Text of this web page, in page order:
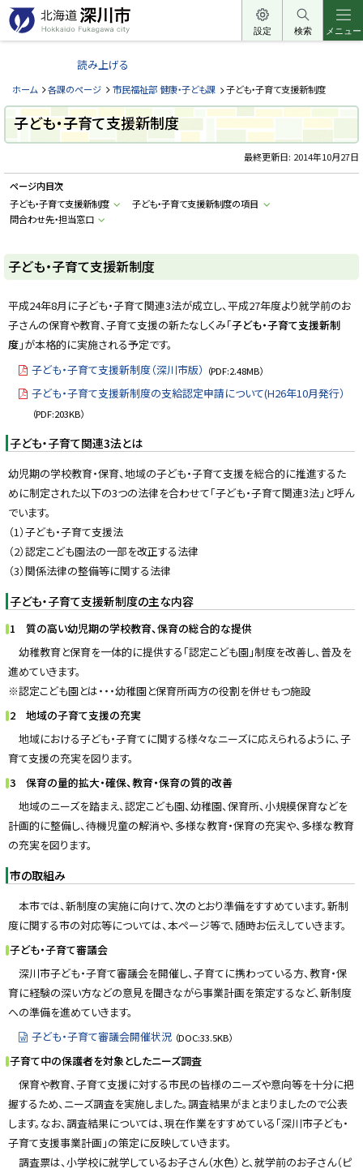
本
文
へ
ュ
へ
北
道
深
川
市
k
a
d
u
k
a
a
a
c
i
設定 検索 メニュー
読み上げる
ホーム 各課のページ 市民福祉部 健康・子ども課 子ども・子育て支援新制度
子ども・子育て支援新制度
最終更新日: 2014年10月27日
ページ内目次
子ども・子育て支援新制度
子ども・子育て支援新制度の項目
問合わせ先・担当窓口
子ども・子育て支援新制度
平成24年8月に子ども・子育て関連3法が成立し、平成27年度より就学前のお
子さんの保育や教育、子育て支援の新たなしくみ「子ども・子育て支援新制
度 」が本格的に実施される予定です。
子ども・子育て支援新制度（深川市版） （PDF:2.48MB）
子ども・子育て支援新制度の支給認定申請について(H26年10月発行）
（PDF:203KB）
子ども・子育て関連3法とは
幼児期の学校教育・保育、地域の子ども・子育て支援を総合的に推進するた
めに制定された以下の3つの法律を合わせて「子ども・子育て関連3法」と呼ん
でいます。
（1）子ども・子育て支援法
（2）認定こども園法の一部を改正する法律
（3）関係法律の整備等に関する法律
子ども・子育て支援新制度の主な内容
1 質の高い幼児期の学校教育、保育の総合的な提供
幼稚教育と保育を一体的に提供する「認定こども園」制度を改善し、普及を
進めていきます。
※認定こども園とは・・・幼稚園と保育所両方の役割を併せもつ施設
2 地域の子育て支援の充実
地域における子ども・子育てに関する様々なニーズに応えられるように、子
育て支援の充実を図ります。
3 保育の量的拡大・確保、教育・保育の質的改善
地域のニーズを踏まえ、認定こども園、幼稚園、保育所、小規模保育などを
計画的に整備し、待機児童の解消や、多様な教育・保育の充実や、多様な教育
の充実を図ります。
市の取組み
本市では、新制度の実施に向けて、次のとおり準備をすすめています。新制
度に関する市の対応等については、本ページ等で、随時お伝えしていきます。
子ども・子育て審議会
深川市子ども・子育て審議会を開催し、子育てに携わっている方、教育・保
育に経験の深い方などの意見を聞きながら事業計画を策定するなど、新制度
への準備を進めていきます。
子ども・子育て審議会開催状況 （DOC:33.5KB）
子育て中の保護者を対象としたニーズ調査
保育や教育、子育て支援に対する市民の皆様のニーズや意向等を十分に把
握するため、ニーズ調査を実施しました。調査結果がまとまりましたので公表
します。なお、調査結果については、現在作業をすすめている「深川市子ども・
子育て支援事業計画」の策定に反映していきます。
調査票は、小学校に就学しているお子さん（水色）と、就学前のお子さん（ピ